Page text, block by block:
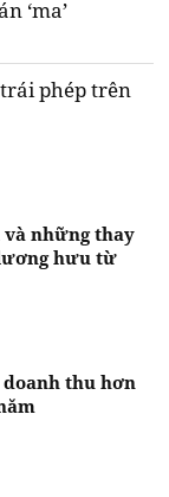
‘ma’
phép trên
những thay
hưu từ
thu hơn